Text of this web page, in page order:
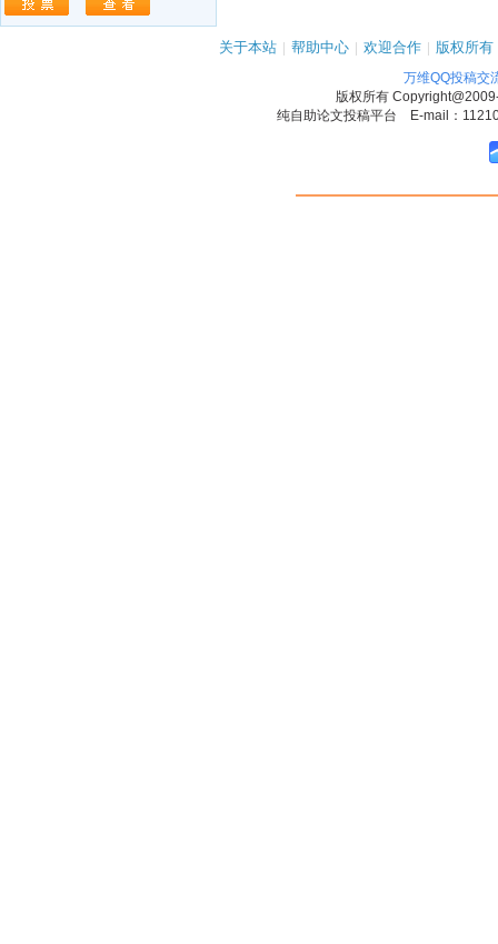
关于本站 | 帮助中心 | 欢迎合作 | 版权所有
万维QQ投稿交
版权所有
纯自助论文投稿平台 E-mail：